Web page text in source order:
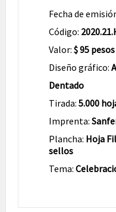
Fecha de
Código:
Valor: $ 95
Diseño gráfico:
Dentado
Tirada: 5.000
Imprenta:
Plancha: Hoja
sellos
Tema: